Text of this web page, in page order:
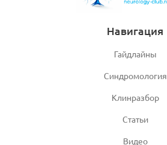
Навигация
Гайдлайны
Синдромология
Клинразбор
Статьи
Видео